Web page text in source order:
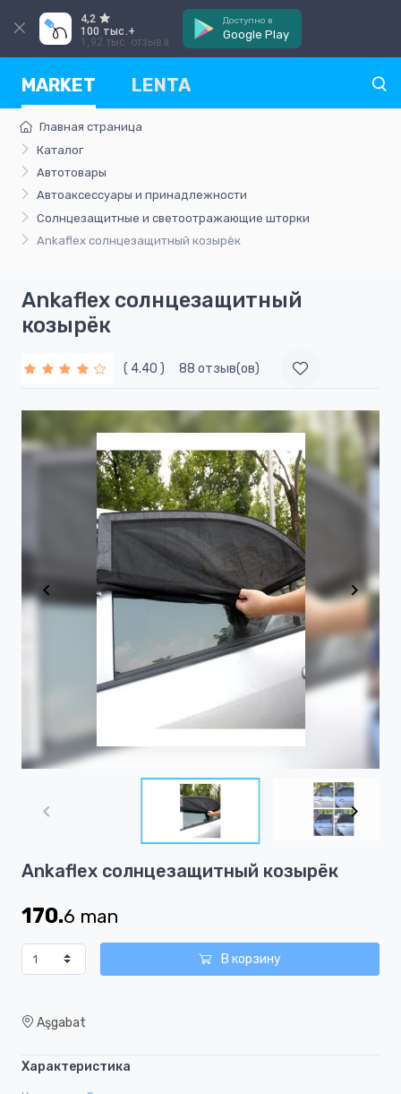
4,2
100 тыс.+
1,92 тыс. отзыва
Доступно в
Google Play
MARKET LENTA
Главная страница
Каталог
Автотовары
Автоаксессуары и принадлежности
Солнцезащитные и светоотражающие шторки
Ankaflex солнцезащитный козырёк
Ankaflex солнцезащитный
козырёк
( 4.40 ) 88 отзыв(ов)
1
4
Ankaflex солнцезащитный козырёк
170.6 man
В корзину
Aşgabat
Характеристика